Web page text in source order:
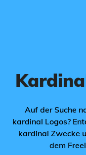
Auf der Suche
kardinal Logos?
kardinal Zwecke
dem